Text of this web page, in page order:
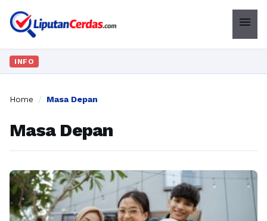
menu
INFO
Home / Masa Depan
Masa Depan